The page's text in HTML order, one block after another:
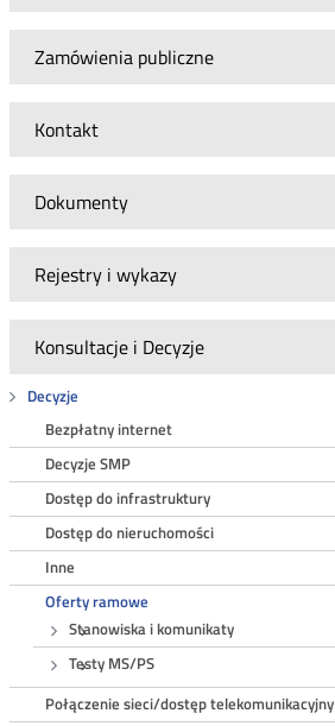
Zamówienia publiczne
Kontakt
Dokumenty
Rejestry i wykazy
Konsultacje i Decyzje
Decyzje
Bezpłatny internet
Decyzje SMP
Dostęp do infrastruktury
Dostęp do nieruchomości
Inne
Oferty ramowe
Stanowiska i komunikaty
Testy MS/PS
Połączenie sieci/dostęp telekomunikacyjny